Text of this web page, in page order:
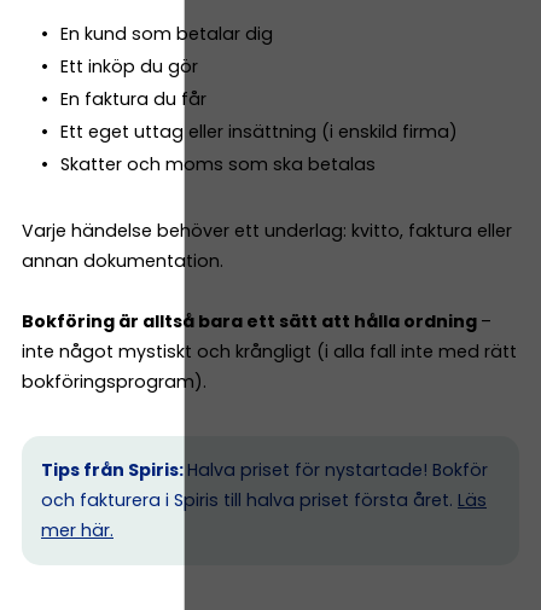
En kund som betalar dig
Ett inköp du gör
En faktura du får
Ett eget uttag eller insättning (i enskild firma)
Skatter och moms som ska betalas
Varje händelse behöver ett underlag: kvitto, faktura eller
annan dokumentation.
Bokföring är alltså bara ett sätt att hålla ordning –
inte något mystiskt och krångligt (i alla fall inte med rätt
bokföringsprogram).
Tips från Spiris: Halva priset för nystartade! Bokför
och fakturera i Spiris till halva priset första året. Läs
mer här.